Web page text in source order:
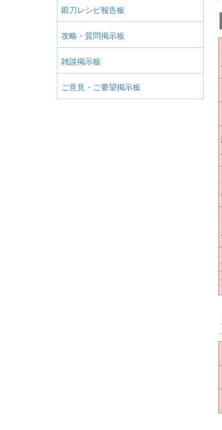
鍛刀レシピ報告板
攻略・質問掲示板
雑談掲示板
ご意見・ご要望掲示板